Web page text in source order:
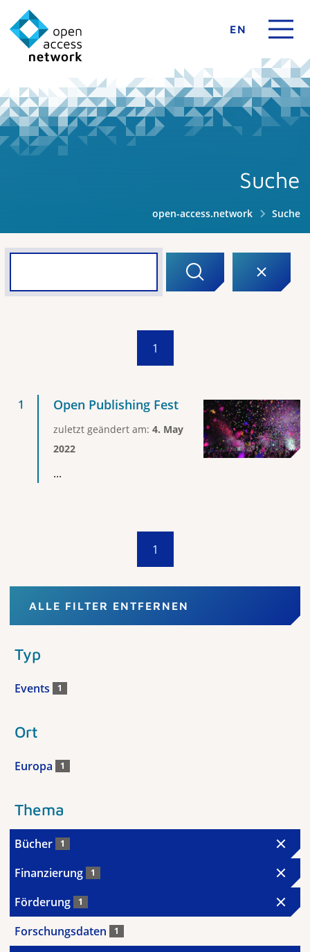
EN
Suche
open-access.network Suche
1
Open Publishing Fest
zuletzt geändert am: 4. May
2022
...
1
ALLE FILTER ENTFERNEN
Typ
Events 1
Ort
Europa 1
Thema
Bücher 1
Finanzierung 1
Förderung 1
Forschungsdaten 1